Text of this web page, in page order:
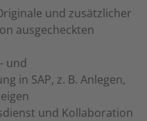
und zusätzlicher
ausgecheckten
und
in SAP, z. B. Anlegen,
und Kollaboration